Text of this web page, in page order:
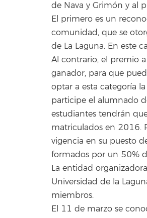
de Nava y Grimón y al
El primero es un
comunidad, que se
de La Laguna. En este
Al contrario, el premio a
ganador, para que
optar a esta categoría
participe el alumnado
estudiantes tendrán
matriculados en 2016.
vigencia en su puesto
formados por un 50%
La entidad
Universidad de la
miembros.
El 11 de marzo se